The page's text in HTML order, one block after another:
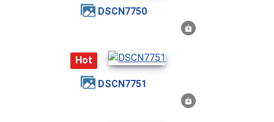
DSCN7750
Hot
DSCN7751